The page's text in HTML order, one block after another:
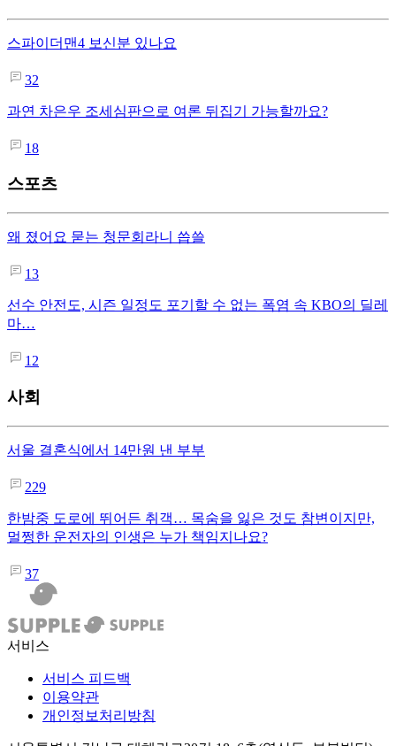
스파이더맨4 보신분 있나요
32
과연 차은우 조세심판으로 여론 뒤집기 가능할까요?
18
스포츠
왜 졌어요 묻는 청문회라니 씁쓸
13
선수 안전도, 시즌 일정도 포기할 수 없는 폭염 속 KBO의 딜레
마…
12
사회
서울 결혼식에서 14만원 낸 부부
229
한밤중 도로에 뛰어든 취객… 목숨을 잃은 것도 참변이지만,
멀쩡한 운전자의 인생은 누가 책임지나요?
37
서비스
서비스 피드백
이용약관
개인정보처리방침